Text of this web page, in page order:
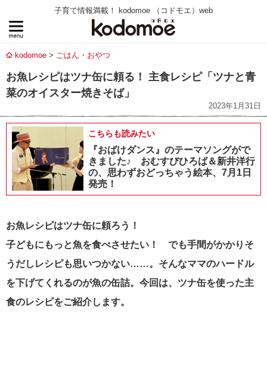
子育て情報満載！ kodomoe （コドモエ）web
kodomoe ごはん・おやつ
お魚レシピはツナ缶に頼る！ 主食レシピ「ツナと青
菜のオイスター焼きそば」
2023年1月31日
こちらも読みたい
『おばけダンス』のテーマソングがで
きました♪ おむすびひろば＆新井洋行
の、思わずおどっちゃう絵本、7月1日
発売！
お魚レシピはツナ缶に頼ろう！
子どもにもっと魚を食べさせたい！ でも手間がかかりそ
うだしレシピも思いつかない……。 そんなママのハードル
を下げてくれるのが魚の缶詰。今回は、ツナ缶を使った主
食のレシピをご紹介します。